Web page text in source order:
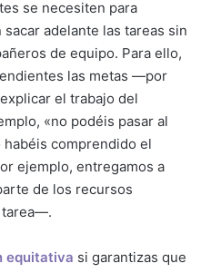
se necesiten para
adelante las tareas sin
de equipo. Para ello,
las metas —por
el trabajo del
«no podéis pasar al
comprendido el
ejemplo, entregamos a
de los recursos
tarea—.
equitativa si garantizas que